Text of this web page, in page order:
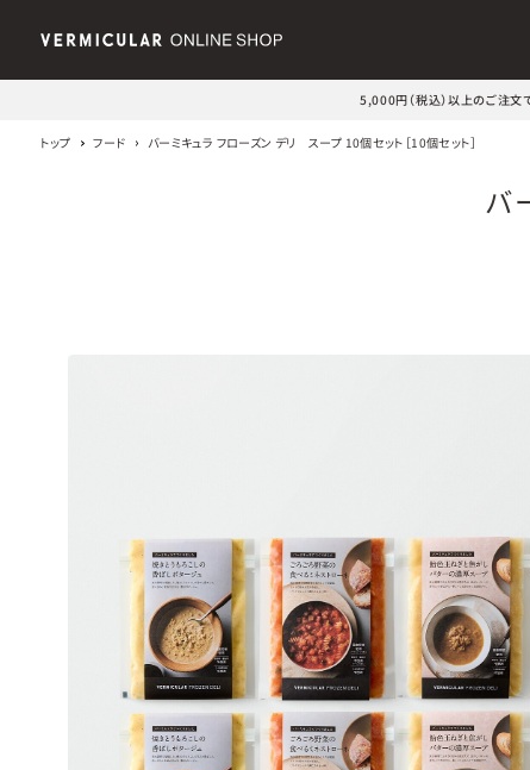
5,000円（税込）以上のご注文
トップ フード バーミキュラ フローズン デリ スープ 10個セット［10個セット］
バ